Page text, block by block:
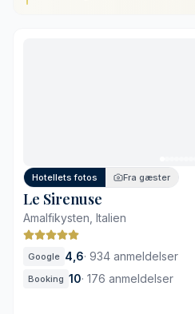
Hotellets fotos Fra gæster
Le Sirenuse
Amalfikysten, Italien
Google 4,6· 934 anmeldelser
Booking 10· 176 anmeldelser